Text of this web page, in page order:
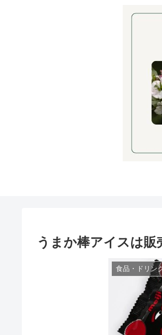
うまか棒アイスは販
食品・ドリン